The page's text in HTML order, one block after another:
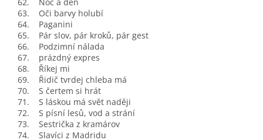
63. Oči barvy holubí
64. Paganini
65. Pár slov, pár kroků, pár gest
66. Podzimní nálada
67. prázdný expres
68. Říkej mi
69. Řidič tvrdej chleba má
70. S čertem si hrát
71. S láskou má svět naději
72. S písní lesů, vod a strání
73. Sestrička z kramárov
74. Slavíci z Madridu